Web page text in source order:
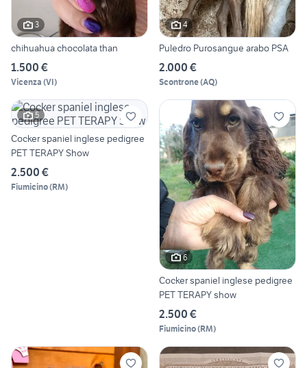
3
chihuahua chocolata than
1.500 €
Vicenza (VI)
4
Puledro Purosangue arabo PSA
2.000 €
Scontrone(AQ)
5
Cocker spaniel inglese pedigree
PET TERAPY Show
2.500 €
Fiumicino(RM)
6
Cocker spaniel inglese pedigree
PET TERAPY show
2.500 €
Fiumicino(RM)